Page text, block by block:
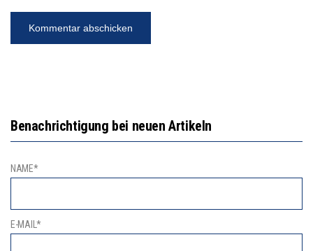
Benachrichtigung bei neuen Artikeln
NAME*
E-MAIL*